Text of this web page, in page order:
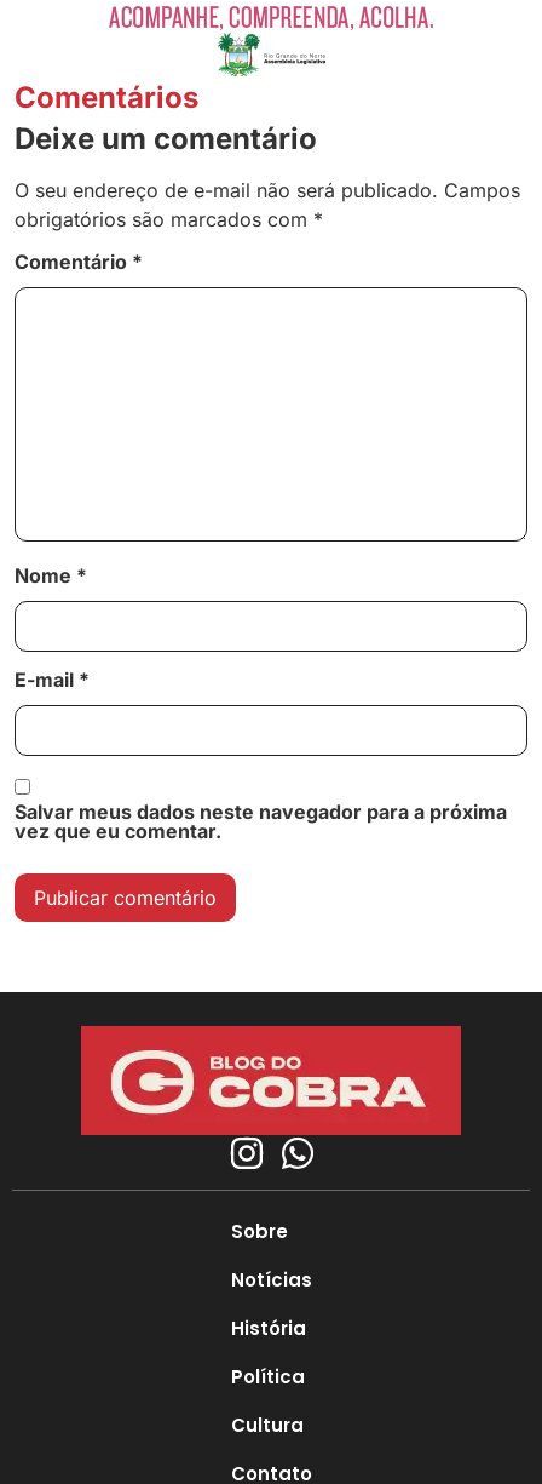
Comentários
Deixe um comentário
O seu endereço de e-mail não será publicado. Campos
obrigatórios são marcados com *
Comentário *
Nome *
E-mail *
Salvar meus dados neste navegador para a próxima
vez que eu comentar.
Sobre
Notícias
História
Política
Cultura
Contato